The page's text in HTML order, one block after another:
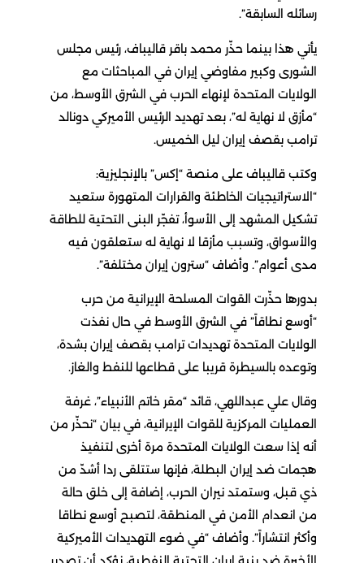
رسائله السابقة”.
يأتي هذا بينما حذّر محمد باقر قاليباف، رئيس مجلس
الشورى وكبير مفاوضي إيران في المباحثات مع
الولايات المتحدة لإنهاء الحرب في الشرق الأوسط، من
“مأزق لا نهاية له”، بعد تهديد الرئيس الأميركي دونالد
ترامب بقصف إيران ليل الخميس.
وكتب قاليباف على منصة “إكس” بالإنجليزية:
“الاستراتيجيات الخاطئة والقرارات المتهورة ستعيد
تشكيل المشهد إلى الأسوأ، تفجّر البنى التحتية للطاقة
والأسواق، وتسبب مأزقا لا نهاية له ستعلقون فيه
مدى أعوام”. وأضاف “سترون إيران مختلفة”.
بدورها حذّرت القوات المسلحة الإيرانية من حرب
“أوسع نطاقاً” في الشرق الأوسط في حال نفذت
الولايات المتحدة تهديدات ترامب بقصف إيران بشدة،
وتوعده بالسيطرة قريبا على قطاعها للنفط والغاز.
وقال علي عبداللهي، قائد “مقر خاتم الأنبياء”، غرفة
العمليات المركزية للقوات الإيرانية، في بيان “نحذّر من
أنه إذا سعت الولايات المتحدة مرة أخرى لتنفيذ
هجمات ضد إيران البطلة، فإنها ستتلقى ردا أشدّ من
ذي قبل، وستمتد نيران الحرب، إضافة إلى خلق حالة
من انعدام الأمن في المنطقة، لتصبح أوسع نطاقا
وأكثر انتشاراً”. وأضاف “في ضوء التهديدات الأميركية